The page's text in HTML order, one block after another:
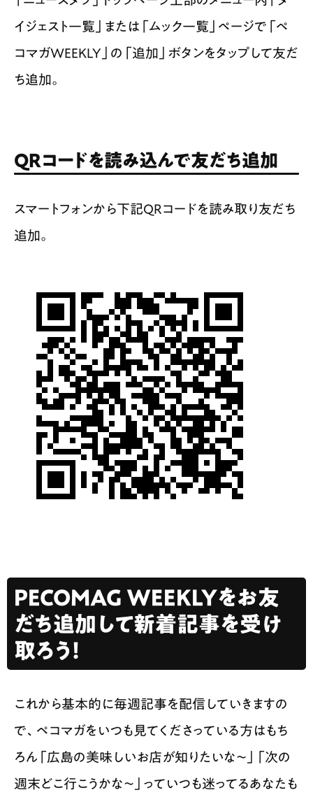
イジェスト一覧」または「ムック一覧」ページで「ペ
コマガWEEKLY」の「追加」ボタンをタップして友だ
ち追加。
QRコードを読み込んで友だち追加
スマートフォンから下記QRコードを読み取り友だち
追加。
PECOMAG WEEKLYをお友
だち追加して新着記事を受け
取ろう！
これから基本的に毎週記事を配信していきますの
で、ペコマガをいつも見てくださっている方はもち
ろん「広島の美味しいお店が知りたいな〜」「次の
週末どこ行こうかな〜」っていつも迷ってるあなたも